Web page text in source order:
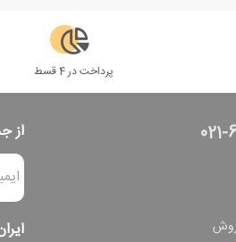
پرداخت در 4 قسط
از